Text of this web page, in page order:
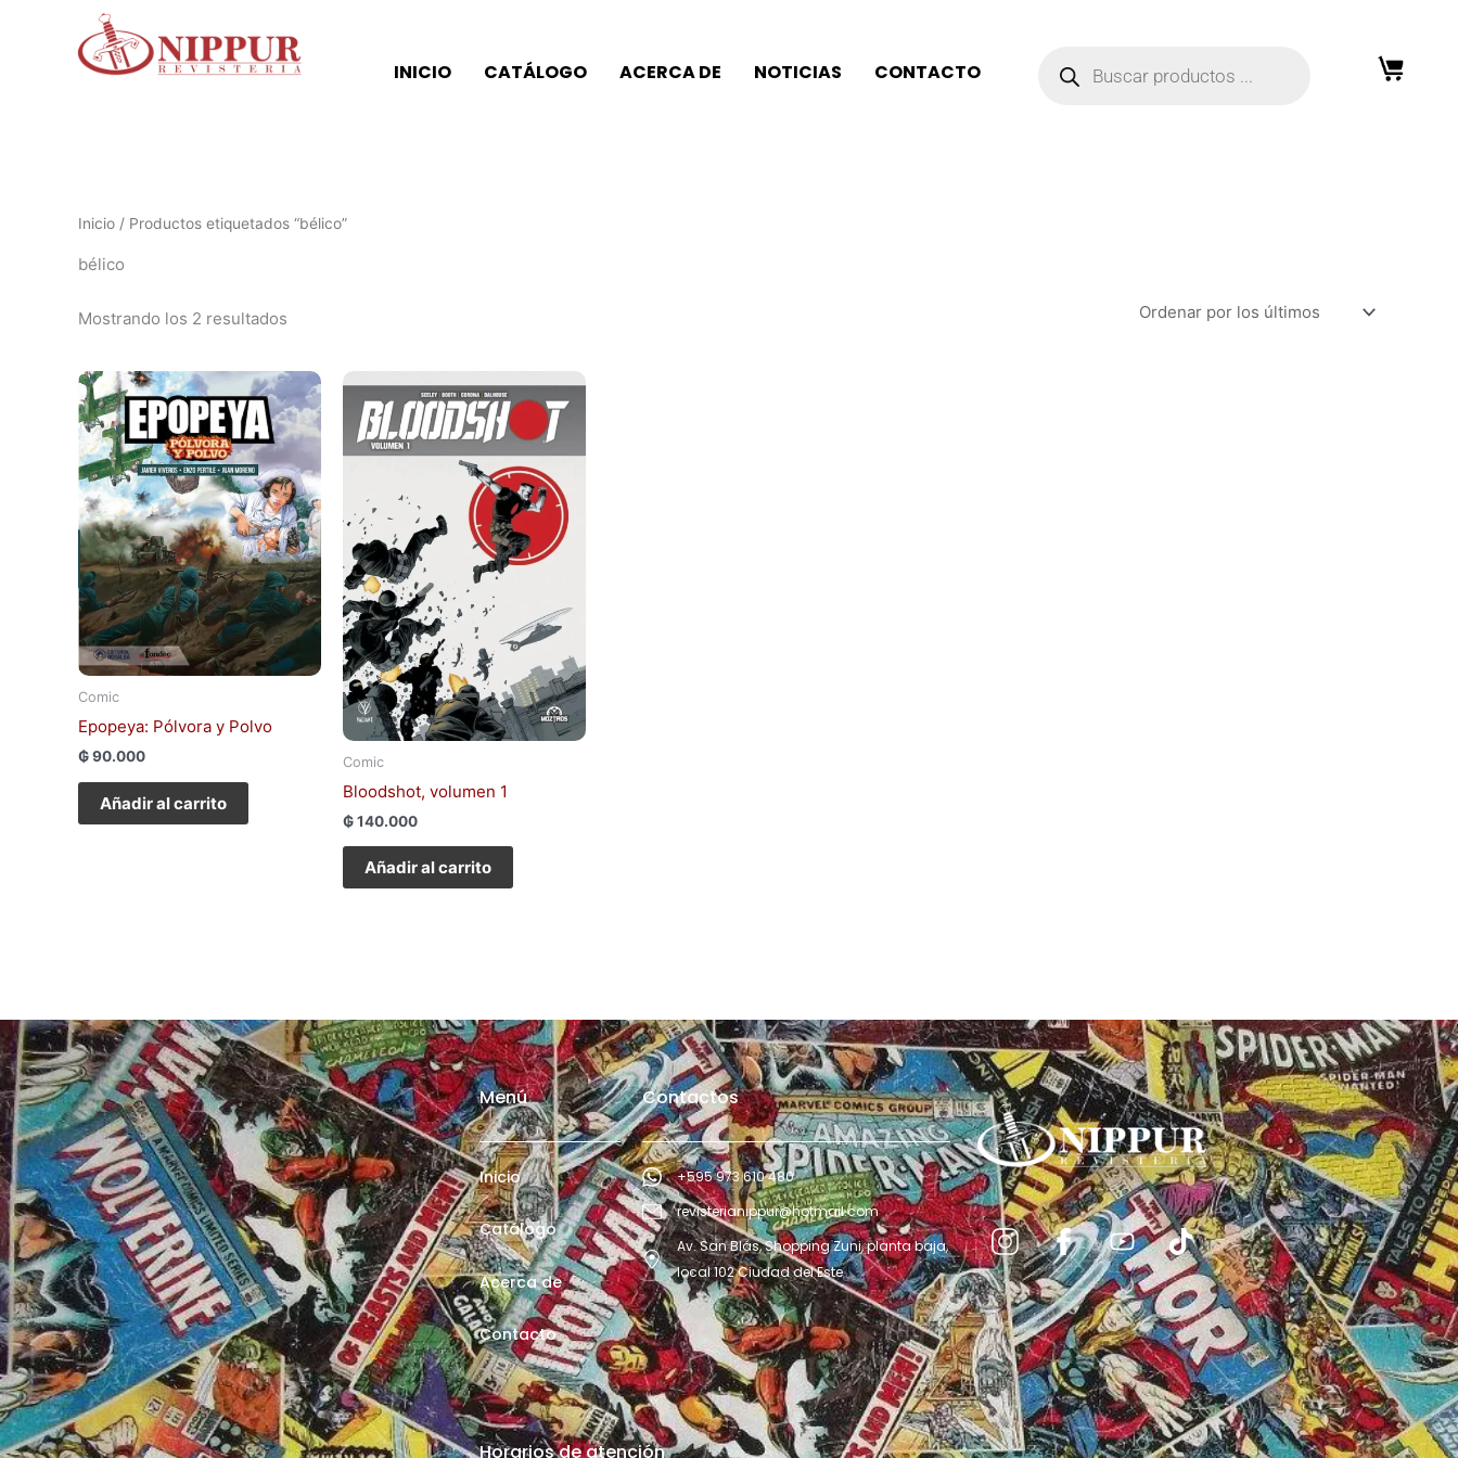
INICIO CATÁLOGO ACERCA DE NOTICIAS CONTACTO
productos
Inicio / Productos etiquetados “bélico”
bélico
Mostrando los 2 resultados
los
últimos
Comic
Epopeya: Pólvora y Polvo
₲90.000
Añadir al carrito
Comic
Bloodshot, volumen 1
₲140.000
Añadir al carrito
Menú
Inicio
Catálogo
Acerca de
Contacto
Contactos
+595 973 610 480
revisterianippur@hotmail.com
Av. San Blás, Shopping Zuni, planta baja,
local 102 Ciudad del Este
Horarios de atención